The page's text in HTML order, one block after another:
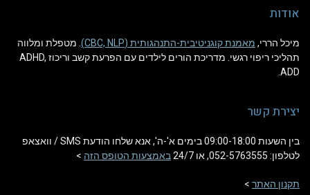
הררי,מאמנת קוגניטיבית-התנהגותית (CBC, NLP)
. מטפלת ומלווה
תהליכי ריפוי רגשי. מדריכת הורים לילדים עם הפרעת קשב וריכוז ADHD,
קשר
בין השעות 09:00-18:00 בימים א'-ה', אנא שלחו הודעת SMS / וואצאפ
5763555, או 24/7
באמצעות הטופס הזה>
האתר>